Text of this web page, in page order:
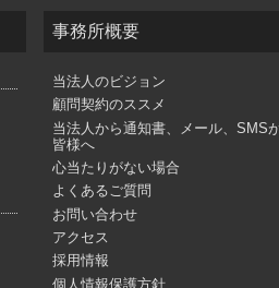
事務所概要
当法人のビジョン
顧問契約のススメ
当法人から通知書、メール、SMS
皆様へ
心当たりがない場合
よくあるご質問
お問い合わせ
アクセス
採用情報
個人情報保護方針